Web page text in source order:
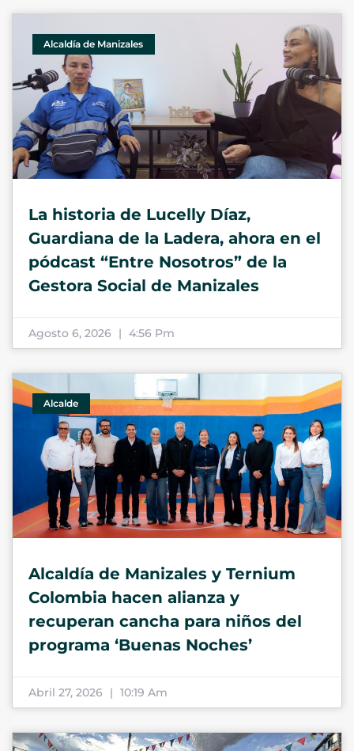
Alcaldía de Manizales
La historia de Lucelly Díaz,
Guardiana de la Ladera, ahora en el
pódcast “Entre Nosotros” de la
Gestora Social de Manizales
Agosto 6, 2026 4:56 Pm
Alcalde
Alcaldía de Manizales y Ternium
Colombia hacen alianza y
recuperan cancha para niños del
programa ‘Buenas Noches’
Abril 27, 2026 10:19 Am